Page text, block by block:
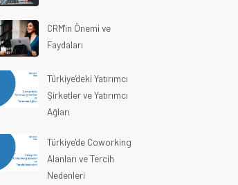
CRM'in Önemi ve
Faydaları
Türkiye'deki Yatırımcı
Şirketler ve Yatırımcı
Ağları
Türkiye'de Coworking
Alanları ve Tercih
Nedenleri